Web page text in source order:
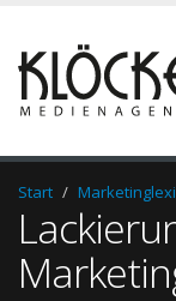
Start